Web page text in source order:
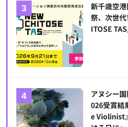
新千歳空
祭、次世
ITOSE
アヌシー
026受賞結
e Violinist